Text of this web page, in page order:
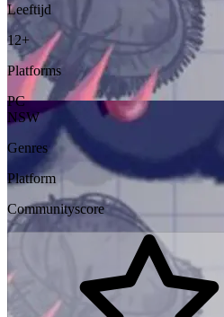
Leeftijd
12+
Platforms
PC
NSW
Genres
Platform
Communityscore